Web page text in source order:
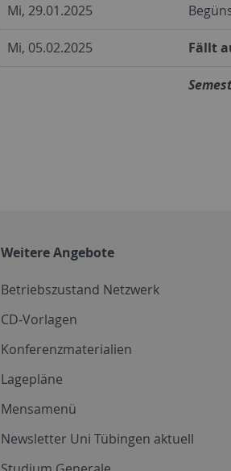
Mi, 29.01.2025
Mi, 05.02.2025 Fällt
Weitere Angebote
Betriebszustand Netzwerk
CD-Vorlagen
Konferenzmaterialien
Lagepläne
Mensamenü
Newsletter Uni Tübingen aktuell